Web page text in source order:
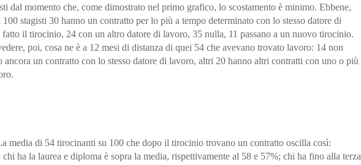
dal momento che, come dimostrato nel primo grafico, lo scostamento è minimo. Ebbene,
100 stagisti 30 hanno un contratto per lo più a tempo determinato con lo stesso datore di
fatto il tirocinio, 24 con un altro datore di lavoro, 35 nulla, 11 passano a un nuovo tirocinio.
poi, cosa ne è a 12 mesi di distanza di quei 54 che avevano trovato lavoro: 14 non
ancora un contratto con lo stesso datore di lavoro, altri 20 hanno altri contratti con uno o più
media di 54 tirocinanti su 100 che dopo il tirocinio trovano un contratto oscilla così:
chi ha la laurea e diploma è sopra la media, rispettivamente al 58 e 57%; chi ha fino alla terza